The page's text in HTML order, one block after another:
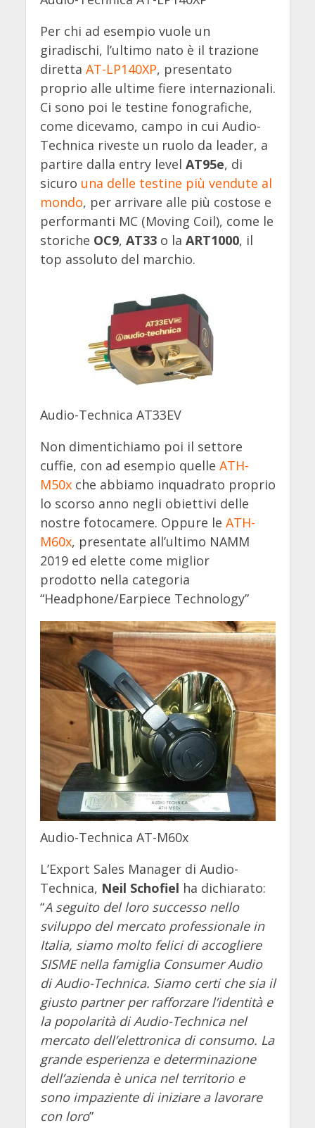
Per chi ad esempio vuole un
giradischi, l’ultimo nato è il trazione
diretta AT-LP140XP, presentato
proprio alle ultime fiere internazionali.
Ci sono poi le testine fonografiche,
come dicevamo, campo in cui Audio-
Technica riveste un ruolo da leader, a
partire dalla entry level AT95e, di
sicuro una delle testine più vendute al
mondo, per arrivare alle più costose e
performanti MC (Moving Coil), come le
storiche OC9, AT33 o la ART1000, il
top assoluto del marchio.
Audio-Technica AT33EV
Non dimentichiamo poi il settore
cuffie, con ad esempio quelle ATH-
M50xche abbiamo inquadrato proprio
lo scorso anno negli obiettivi delle
nostre fotocamere. Oppure le ATH-
M60x, presentate all’ultimo NAMM
2019 ed elette come miglior
prodotto nella categoria
“Headphone/Earpiece Technology”
Audio-Technica AT-M60x
L’Export Sales Manager di Audio-
Technica, Neil Schofiel ha dichiarato:
“A seguito del loro successo nello
sviluppo del mercato professionale in
Italia, siamo molto felici di accogliere
SISME nella famiglia Consumer Audio
di Audio-Technica. Siamo certi che sia il
giusto partner per rafforzare l’identità e
la popolarità di Audio-Technica nel
mercato dell’elettronica di consumo. La
grande esperienza e determinazione
dell’azienda è unica nel territorio e
sono impaziente di iniziare a lavorare
con loro”